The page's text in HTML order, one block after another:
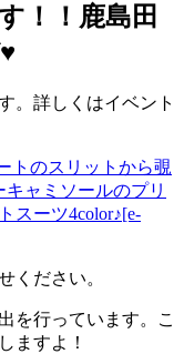
！！鹿島田
。詳しくはイベント
トのスリットから覗
ャミソールのプリ
スーツ4color♪[e-
ください。
を行っています。こ
ますよ！